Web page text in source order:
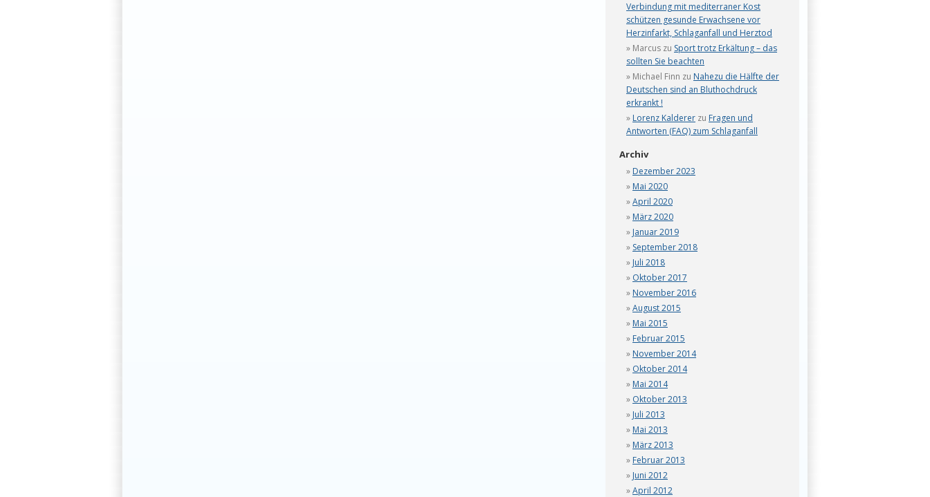
Verbindung mit mediterraner Kost
schützen gesunde Erwachsene vor
Herzinfarkt, Schlaganfall und Herztod
Marcus zu Sport trotz Erkältung – das
sollten Sie beachten
Michael Finn zu Nahezu die Hälfte der
Deutschen sind an Bluthochdruck
erkrankt !
Lorenz Kalderer zu Fragen und
Antworten (FAQ) zum Schlaganfall
Archiv
Dezember 2023
Mai 2020
April 2020
März 2020
Januar 2019
September 2018
Juli 2018
Oktober 2017
November 2016
August 2015
Mai 2015
Februar 2015
November 2014
Oktober 2014
Mai 2014
Oktober 2013
Juli 2013
Mai 2013
März 2013
Februar 2013
Juni 2012
April 2012